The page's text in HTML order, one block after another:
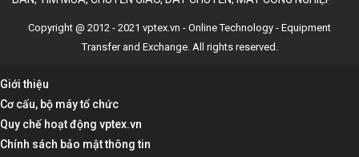
Copyright @ 2012 - 2021 vptex.vn - Online Technology - Equipment
Transfer and Exchange. All rights reserved.
Giới thiệu
Cơ cấu, bộ máy tổ chức
Quy chế hoạt động vptex.vn
Chính sách bảo mật thông tin